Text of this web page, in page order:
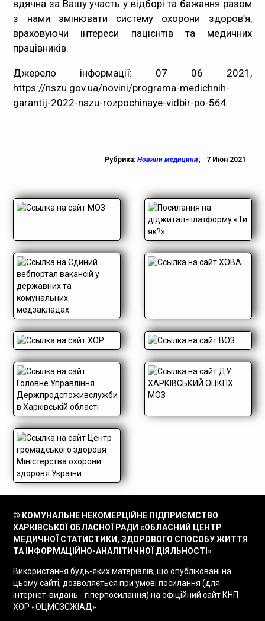
вдячна за Вашу участь у відборі та бажання разом
з нами змінювати систему охорони здоров’я,
враховуючи інтереси пацієнтів та медичних
працівників.
Джерело інформації: 07 06 2021,
https://nszu.gov.ua/novini/programa-medichnih-
garantij-2022-nszu-rozpochinaye-vidbir-po-564
Рубрика: Новини медицини; 7 Июн 2021
© КОМУНАЛЬНЕ НЕКОМЕРЦІЙНЕ ПІДПРИЄМСТВО
ХАРКІВСЬКОЇ ОБЛАСНОЇ РАДИ «ОБЛАСНИЙ ЦЕНТР
МЕДИЧНОЇ СТАТИСТИКИ, ЗДОРОВОГО СПОСОБУ ЖИТТЯ
ТА ІНФОРМАЦІЙНО-АНАЛІТИЧНОЇ ДІЯЛЬНОСТІ»
Використання будь-яких матеріалів, що опубліковані на
цьому сайті, дозволяється при умові посилання (для
інтернет-видань - гіперпосилання) на офіційний сайт КНП
ХОР «ОЦМСЗСЖІАД»